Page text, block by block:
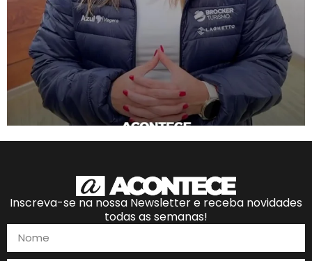
Inscreva-se na nossa Newsletter e receba novidades
todas as semanas!